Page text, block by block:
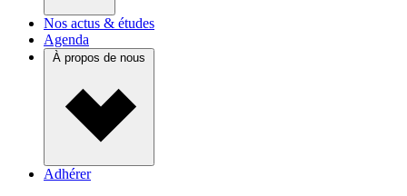
Nos actus & études
Agenda
À propos de nous
Adhérer